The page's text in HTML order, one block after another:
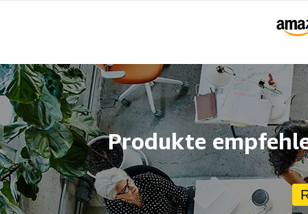
Produkte